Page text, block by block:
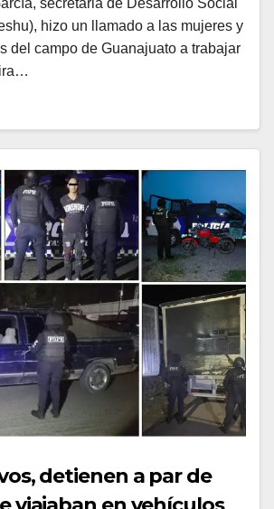
secretaria de Desarrollo Social
hizo un llamado a las mujeres y
del campo de Guanajuato a trabajar
detienen a par de